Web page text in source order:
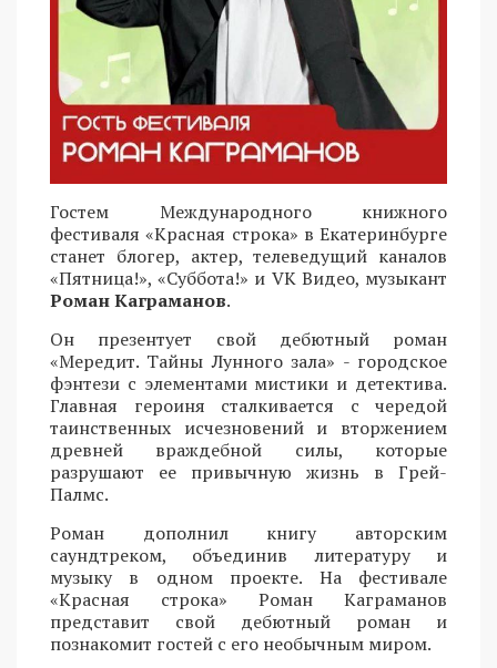
Гостем Международного книжного
фестиваля «Красная строка» в Екатеринбурге
станет блогер, актер, телеведущий каналов
«Пятница!», «Суббота!» и VK Видео, музыкант
Роман Каграманов.
Он презентует свой дебютный роман
«Мередит. Тайны Лунного зала» - городское
фэнтези с элементами мистики и детектива.
Главная героиня сталкивается с чередой
таинственных исчезновений и вторжением
древней враждебной силы, которые
разрушают ее привычную жизнь в Грей-
Палмс.
Роман дополнил книгу авторским
саундтреком, объединив литературу и
музыку в одном проекте. На фестивале
«Красная строка» Роман Каграманов
представит свой дебютный роман и
познакомит гостей с его необычным миром.